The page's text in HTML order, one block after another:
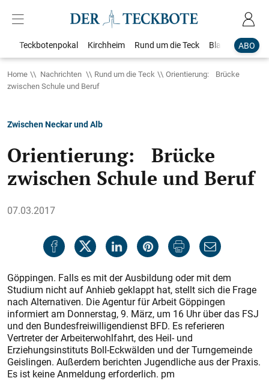
ABO
Teckbotenpokal Kirchheim Rund um die Teck Blaulicht
Home Nachrichten Rund um die Teck
Orientierung: Brücke
zwischen Schule und Beruf
Zwischen Neckar und Alb
Orientierung: Brücke
zwischen Schule und Beruf
07.03.2017
Göppingen. Falls es mit der Ausbildung oder mit dem
Studium nicht auf Anhieb geklappt hat, stellt sich die Frage
nach Alternativen. Die Agentur für Arbeit Göppingen
informiert am Donnerstag, 9. März, um 16 Uhr über das FSJ
und den Bundesfreiwilligendienst BFD. Es referieren
Vertreter der Arbeiterwohlfahrt, des Heil- und
Erziehungsinstituts Boll-Eckwälden und der Turngemeinde
Geislingen. Außerdem berichten Jugendliche aus der Praxis.
Es ist keine Anmeldung erforderlich. pm